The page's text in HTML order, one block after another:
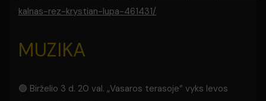
kalnas-rez-krystian-lupa-461431/
MUZIKA
🟢 Birželio 3 d. 20 val. „Vasaros terasoje“ vyks Ievos